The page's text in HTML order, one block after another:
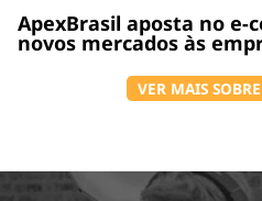
ApexBrasil aposta no e-
novos mercados às
VER MAIS